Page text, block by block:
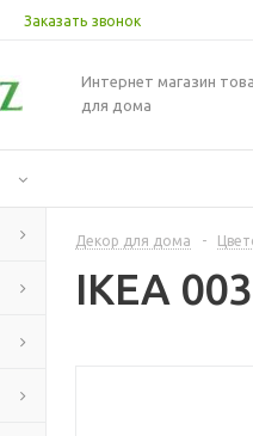
Заказать звонок
Интернет магазин
для дома
Декор для дома -
IKEA